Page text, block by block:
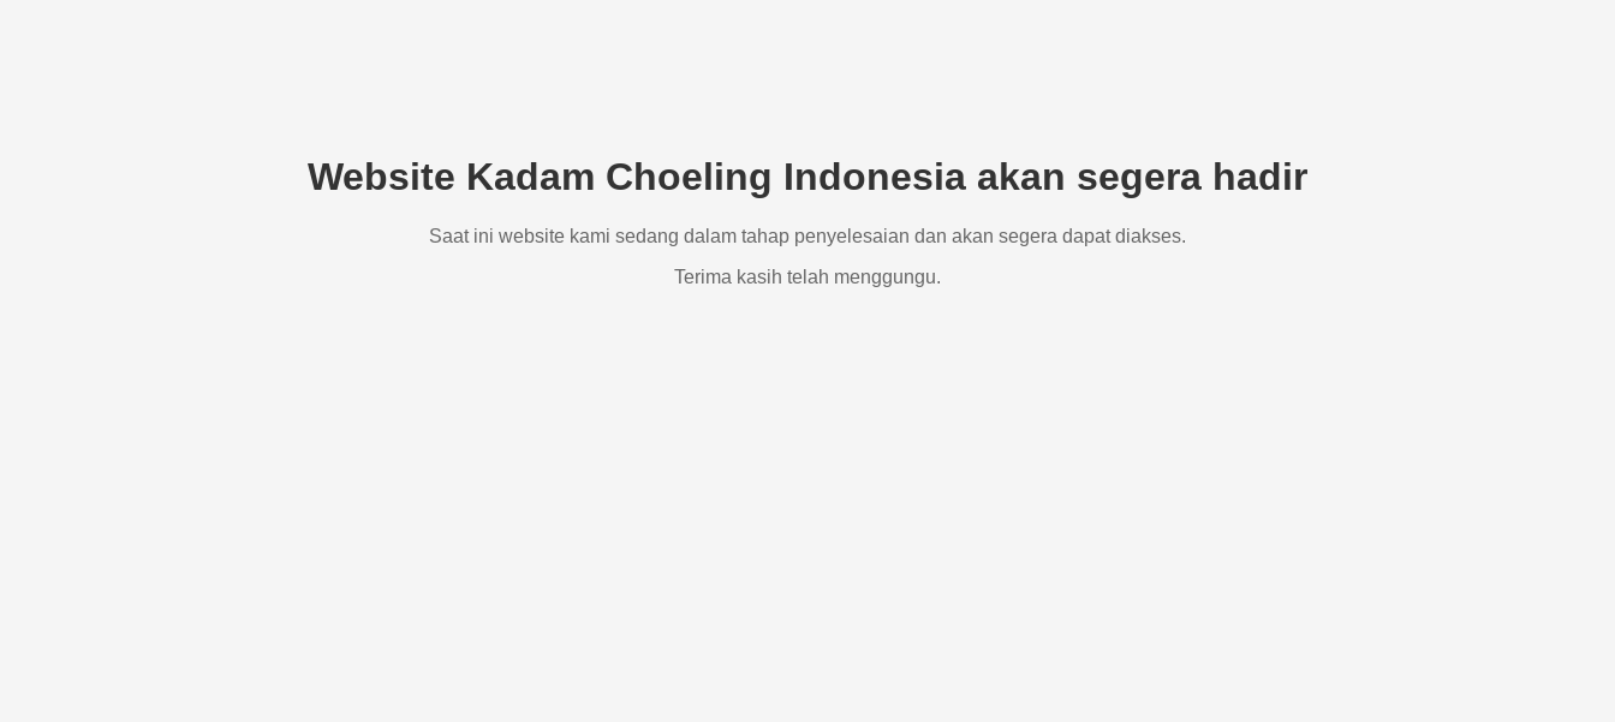
Website Kadam Choeling Indonesia akan segera hadir
Saat ini website kami sedang dalam tahap penyelesaian dan akan segera dapat diakses.
Terima kasih telah menggungu.